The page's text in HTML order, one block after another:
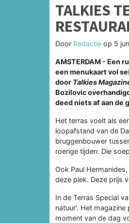
TALKIES
Door Redactie op 5
AMSTERDAM - Een
een menukaart vol
door Talkies
Bozilovic
deed niets af aan de
Het terras voelt als
loopafstand van de
bruggenbouwer
roerige tijden. Die
Ook Paul
deze plek. Deze prijs
In de Terras Special
natuur'. Het
moment van de dag